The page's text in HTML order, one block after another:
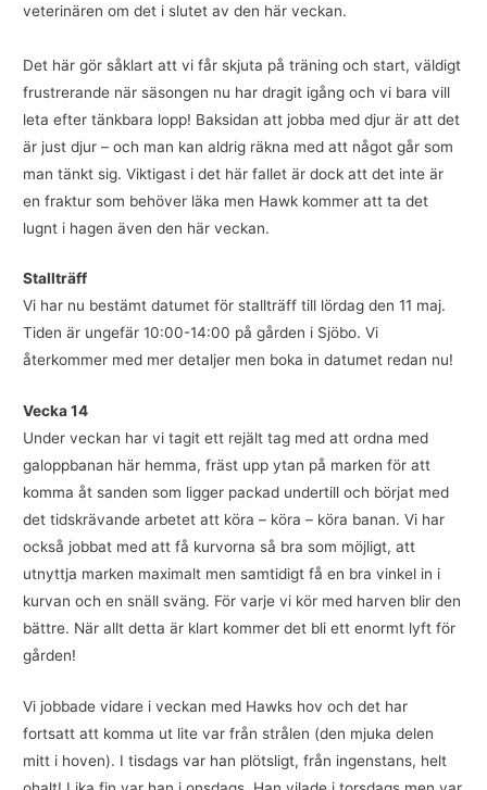
veterinären om det i slutet av den här veckan.
Det här gör såklart att vi får skjuta på träning och start, väldigt
frustrerande när säsongen nu har dragit igång och vi bara vill
leta efter tänkbara lopp! Baksidan att jobba med djur är att det
är just djur – och man kan aldrig räkna med att något går som
man tänkt sig. Viktigast i det här fallet är dock att det inte är
en fraktur som behöver läka men Hawk kommer att ta det
lugnt i hagen även den här veckan.
Stallträff
Vi har nu bestämt datumet för stallträff till lördag den 11 maj.
Tiden är ungefär 10:00-14:00 på gården i Sjöbo. Vi
återkommer med mer detaljer men boka in datumet redan nu!
Vecka 14
Under veckan har vi tagit ett rejält tag med att ordna med
galoppbanan här hemma, fräst upp ytan på marken för att
komma åt sanden som ligger packad undertill och börjat med
det tidskrävande arbetet att köra – köra – köra banan. Vi har
också jobbat med att få kurvorna så bra som möjligt, att
utnyttja marken maximalt men samtidigt få en bra vinkel in i
kurvan och en snäll sväng. För varje vi kör med harven blir den
bättre. När allt detta är klart kommer det bli ett enormt lyft för
gården!
Vi jobbade vidare i veckan med Hawks hov och det har
fortsatt att komma ut lite var från strålen (den mjuka delen
mitt i hoven). I tisdags var han plötsligt, från ingenstans, helt